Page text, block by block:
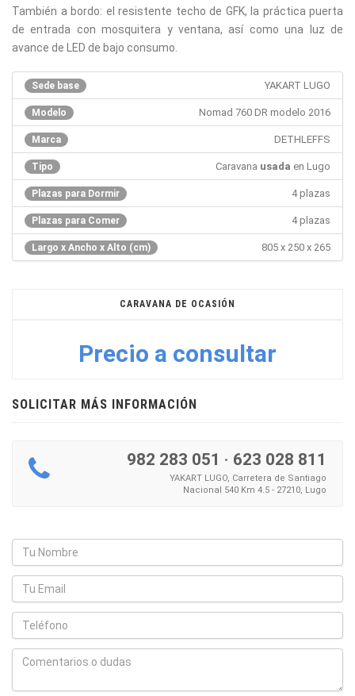
También a bordo: el resistente techo de GFK, la práctica puerta
de entrada con mosquitera y ventana, así como una luz de
avance de LED de bajo consumo.
Sede base YAKART LUGO
Modelo Nomad 760 DR modelo 2016
Marca DETHLEFFS
Tipo Caravana usada en Lugo
Plazas para Dormir 4 plazas
Plazas para Comer 4 plazas
Largo x Ancho x Alto (cm) 805 x 250 x 265
CARAVANA DE OCASIÓN
Precio a consultar
SOLICITAR MÁS INFORMACIÓN
982 283 051 · 623 028 811
YAKART LUGO, Carretera de Santiago
Nacional 540 Km 4.5 - 27210, Lugo